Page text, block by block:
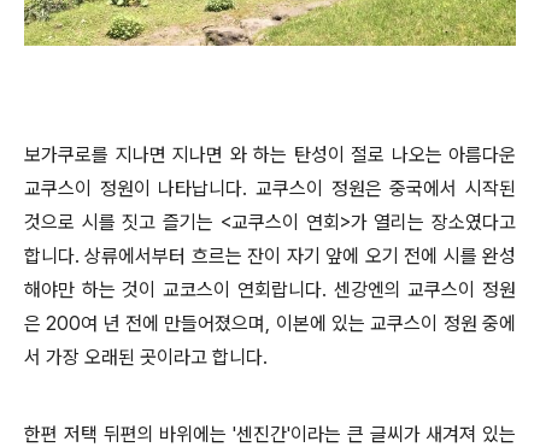
보가쿠로를 지나면 지나면 와 하는 탄성이 절로 나오는 아름다운
교쿠스이 정원이 나타납니다. 교쿠스이 정원은 중국에서 시작된
것으로 시를 짓고 즐기는 <교쿠스이 연회>가 열리는 장소였다고
합니다. 상류에서부터 흐르는 잔이 자기 앞에 오기 전에 시를 완성
해야만 하는 것이 교코스이 연회랍니다. 센강엔의 교쿠스이 정원
은 200여 년 전에 만들어졌으며, 이본에 있는 교쿠스이 정원 중에
서 가장 오래된 곳이라고 합니다.
한편 저택 뒤편의 바위에는 '센진간'이라는 큰 글씨가 새겨져 있는